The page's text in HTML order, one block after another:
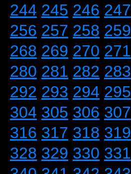
244 245 246 247
256 257 258 259
268 269 270 271
280 281 282 283
292 293 294 295
304 305 306 307
316 317 318 319
328 329 330 331